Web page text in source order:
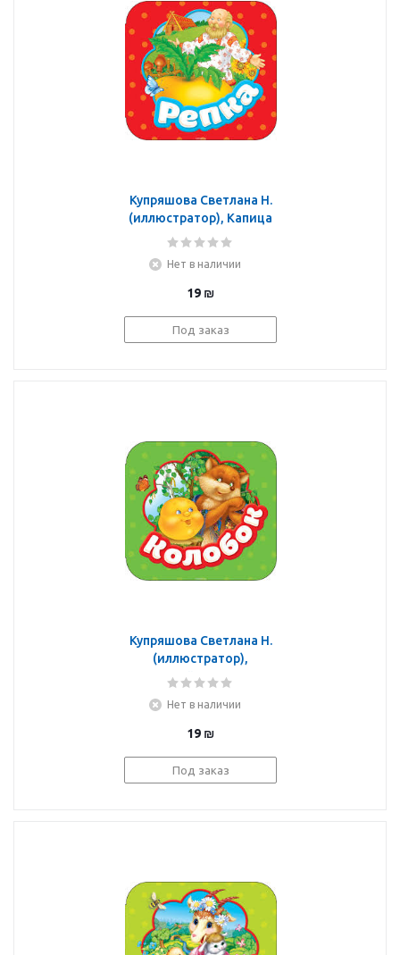
Купряшова Светлана Н.
(иллюстратор), Капица
Ольга Иеронимовна
Репка (Гармошки)
Нет в наличии
19 ₪
Под заказ
Купряшова Светлана Н.
(иллюстратор),
Ушинский Константин
пересказа): Колобок
(Гармошки)
Нет в наличии
19 ₪
Под заказ